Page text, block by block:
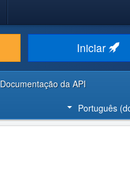
Iniciar
Documentação da API
Português